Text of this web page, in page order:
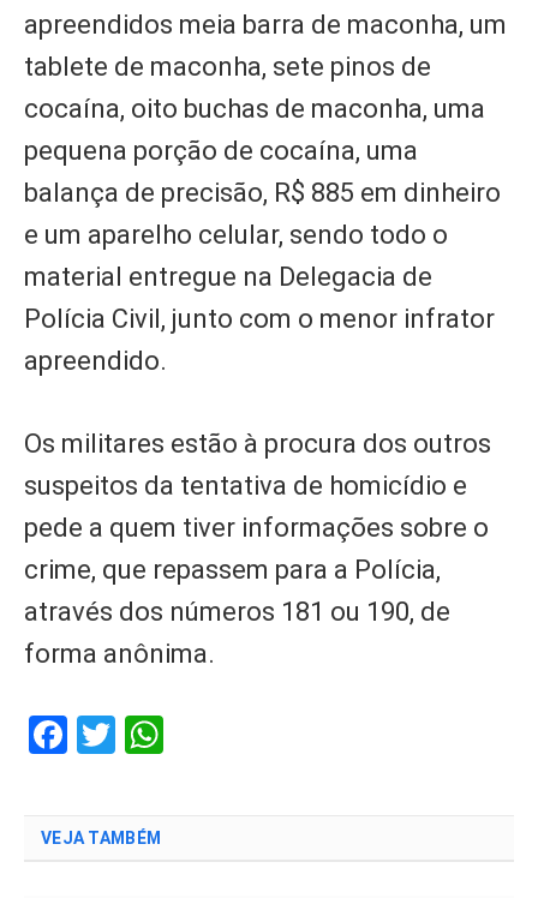
apreendidos meia barra de maconha, um
tablete de maconha, sete pinos de
cocaína, oito buchas de maconha, uma
pequena porção de cocaína, uma
balança de precisão, R$ 885 em dinheiro
e um aparelho celular, sendo todo o
material entregue na Delegacia de
Polícia Civil, junto com o menor infrator
apreendido.
Os militares estão à procura dos outros
suspeitos da tentativa de homicídio e
pede a quem tiver informações sobre o
crime, que repassem para a Polícia,
através dos números 181 ou 190, de
forma anônima.
Facebook
Twitter
VEJA TAMBÉM